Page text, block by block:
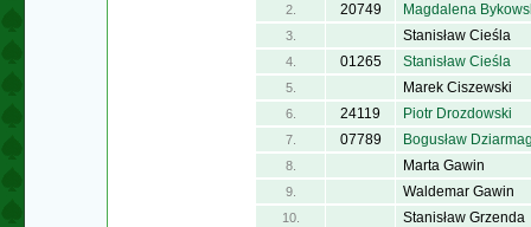
2. 20749 Magdalena
3. Stanisław Cieśla
4. 01265 Stanisław Cieśla
5. Marek Ciszewski
6. 24119 Piotr Drozdowski
7. 07789 Bogusław
8. Marta Gawin
9. Waldemar Gawin
10. Stanisław Grzenda